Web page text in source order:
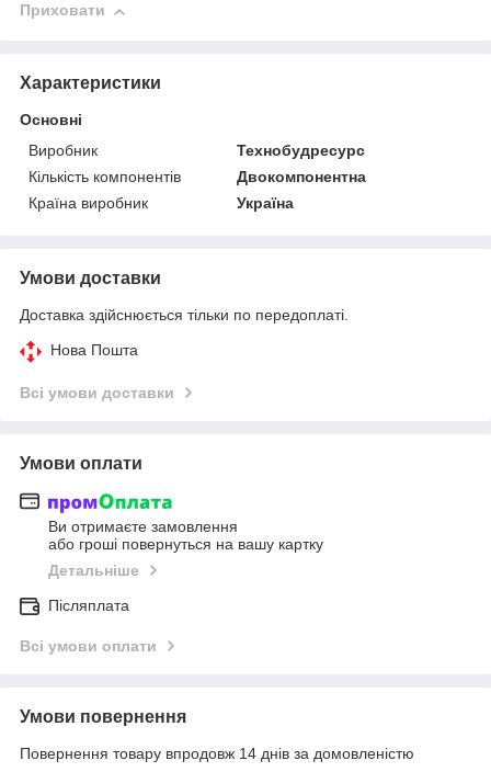
Приховати
Характеристики
Основні
Виробник
Технобудресурс
Кількість компонентів
Двокомпонентна
Країна виробник
Україна
Умови доставки
Доставка здійснюється тільки по передоплаті.
Нова Пошта
Всі умови доставки
Умови оплати
Ви отримаєте замовлення
або гроші повернуться на вашу картку
Детальніше
Післяплата
Всі умови оплати
Умови повернення
Повернення товару впродовж 14 днів за домовленістю